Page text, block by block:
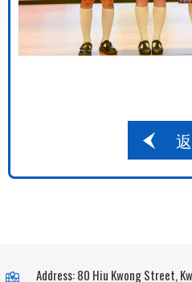
Address: 80 Hiu Kwong Street,